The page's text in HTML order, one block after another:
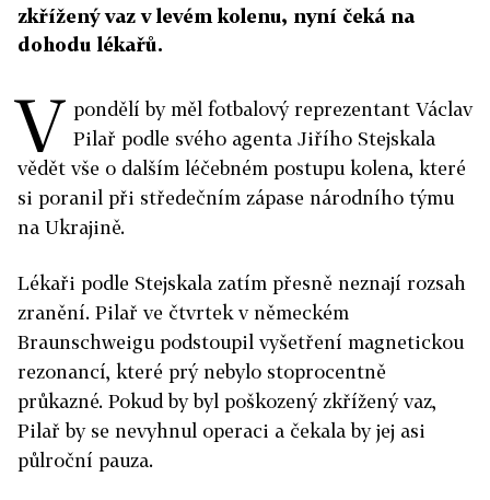
zkřížený vaz v levém kolenu, nyní čeká na
dohodu lékařů.
V pondělí by měl fotbalový reprezentant Václav
Pilař podle svého agenta Jiřího Stejskala
vědět vše o dalším léčebném postupu kolena, které
si poranil při středečním zápase národního týmu
na Ukrajině.
Lékaři podle Stejskala zatím přesně neznají rozsah
zranění. Pilař ve čtvrtek v německém
Braunschweigu podstoupil vyšetření magnetickou
rezonancí, které prý nebylo stoprocentně
průkazné. Pokud by byl poškozený zkřížený vaz,
Pilař by se nevyhnul operaci a čekala by jej asi
půlroční pauza.